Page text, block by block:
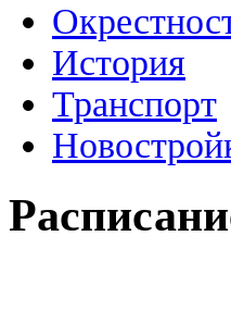
История
Транспорт